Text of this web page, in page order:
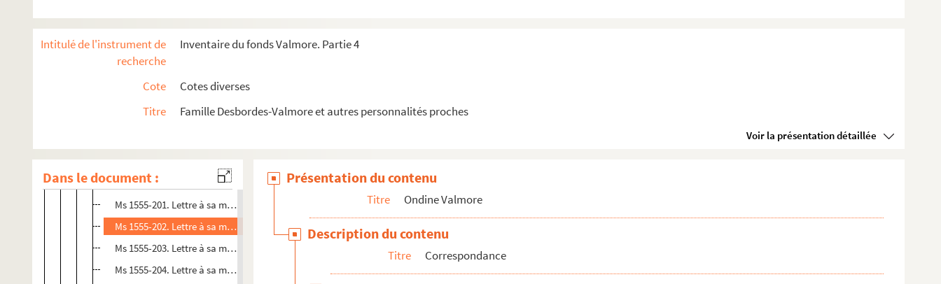
Intitulé de l'instrument de
recherche
Inventaire du fonds Valmore. Partie 4
Cote
Cotes diverses
Titre
Famille Desbordes-Valmore et autres personnalités proches
Voir la présentation détaillée
Dans le document :
Ms 1555-193. Lettre à sa mère Marceline, sans lieu ni date
Ms 1555-194. Lettre à sa mère Marceline datée du 8 octobre 1850 et écrite de Tarare
Ms 1555-197. Lettre à sa mère Marceline à Paris, sans date
Ms 1555-199. Lettre à sa mère Marceline à Paris, sans date
Ms 1555-200. Lettre à sa mère Marceline, sans date et écrite de Saint-Denis d'Anjou
Ms 1555-201. Lettre à sa mère Marceline datée du 16 septembre 1852 et écrite de Saint-Denis d'Anjou
Ms 1555-202. Lettre à sa mère Marceline à Paris datée du 6 septembre 1852 et écrite de Saint-Denis d'Anjou
Ms 1555-203. Lettre à sa mère Marceline datée du 28 septembre 1850 et écrite de Lyon
Ms 1555-204. Lettre à sa mère Marceline à Paris, sans date
Présentation du contenu
Titre Ondine Valmore
Description du contenu
Titre Correspondance